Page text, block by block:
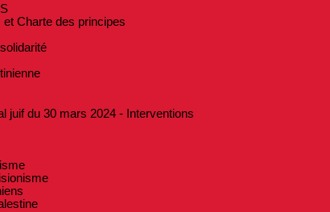
et Charte des principes
juif du 30 mars 2024 - Interventions